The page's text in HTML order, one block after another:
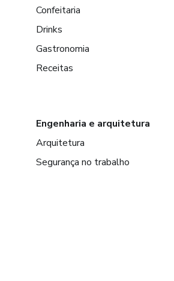
Confeitaria
Drinks
Gastronomia
Receitas
Engenharia e arquitetura
Arquitetura
Segurança no trabalho